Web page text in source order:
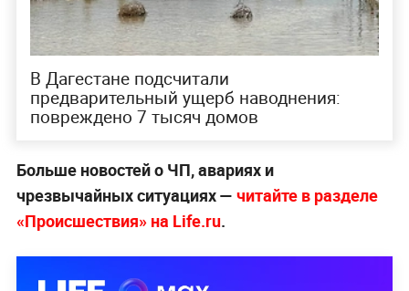
В Дагестане подсчитали
предварительный ущерб наводнения:
повреждено 7 тысяч домов
Больше новостей о ЧП, авариях и
чрезвычайных ситуациях — читайте в разделе
«Происшествия» на Life.ru.